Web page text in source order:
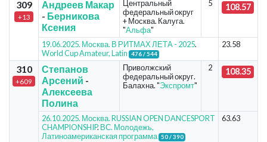
309
+13
Андреев Макар
- Берникова
Ксения
Центральный
федеральный округ
+ Москва. Калуга.
"Альфа"
5 108.57
19.06.2025. Москва. В РИТМАХ ЛЕТА - 2025.
World Cup Amateur, Latin
476 / 544
23.58
310
+609
Степанов
Арсений -
Алексеева
Полина
Приволжский
федеральный округ.
Балахна. "Экспромт"
2 108.35
26.10.2025. Москва. RUSSIAN OPEN DANCESPORT
CHAMPIONSHIP. ВС. Молодежь,
Латиноамериканская программа 50 / 390
63.63